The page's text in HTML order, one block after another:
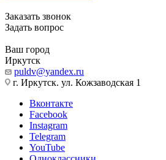
Заказать звонок
Задать вопрос
Ваш город
Иркутск
puldv@yandex.ru
г. Иркутск. ул. Кожзаводская 1
Вконтакте
Facebook
Instagram
Telegram
YouTube